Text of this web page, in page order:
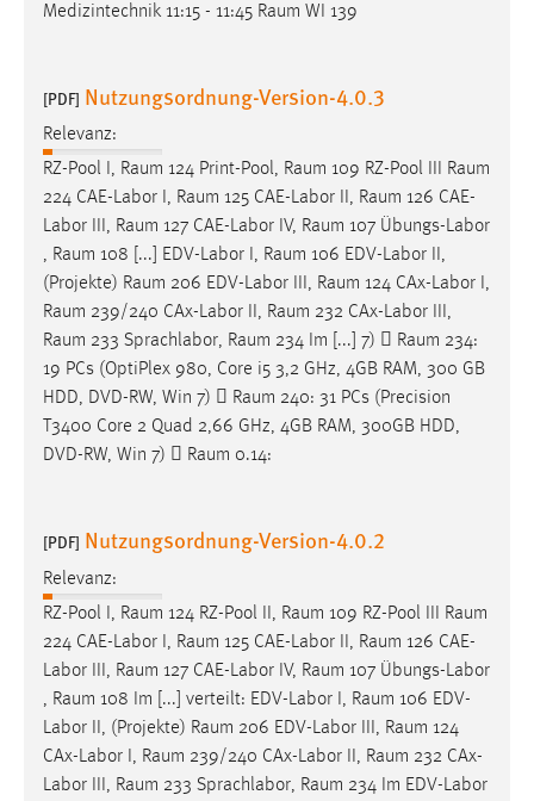
Medizintechnik 11:15 - 11:45 Raum WI 139
[PDF] Nutzungsordnung-Version-4.0.3
Relevanz:
RZ-Pool I, Raum 124 Print-Pool, Raum 109 RZ-Pool III Raum
224 CAE-Labor I, Raum 125 CAE-Labor II, Raum 126 CAE-
Labor III, Raum 127 CAE-Labor IV, Raum 107 Übungs-Labor
, Raum 108 [...] EDV-Labor I, Raum 106 EDV-Labor II,
(Projekte) Raum 206 EDV-Labor III, Raum 124 CAx-Labor I,
Raum 239/240 CAx-Labor II, Raum 232 CAx-Labor III,
Raum 233 Sprachlabor, Raum 234 Im [...] 7)  Raum 234:
19 PCs (OptiPlex 980, Core i5 3,2 GHz, 4GB RAM, 300 GB
HDD, DVD-RW, Win 7)  Raum 240: 31 PCs (Precision
T3400 Core 2 Quad 2,66 GHz, 4GB RAM, 300GB HDD,
DVD-RW, Win 7)  Raum 0.14:
[PDF] Nutzungsordnung-Version-4.0.2
Relevanz:
RZ-Pool I, Raum 124 RZ-Pool II, Raum 109 RZ-Pool III
Raum
224 CAE-Labor I, Raum 125 CAE-Labor II, Raum 126 CAE-
Labor III, Raum 127 CAE-Labor IV, Raum 107 Übungs-Labor
, Raum 108 Im [...] verteilt: EDV-Labor I, Raum 106 EDV-
Labor II, (Projekte) Raum 206 EDV-Labor III, Raum 124
CAx-Labor I, Raum 239/240 CAx-Labor II, Raum 232 CAx-
Labor III, Raum 233 Sprachlabor, Raum 234 Im EDV-Labor